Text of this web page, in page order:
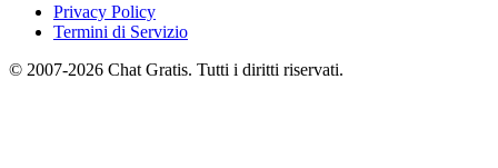
Privacy Policy
Termini di Servizio
© 2007-2026 Chat Gratis. Tutti i diritti riservati.